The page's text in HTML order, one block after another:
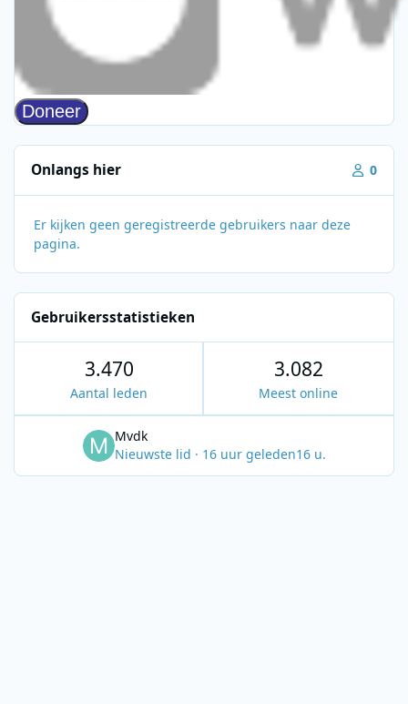
Onlangs hier 0
Er kijken geen geregistreerde gebruikers naar deze
pagina.
Gebruikersstatistieken
3.470
Aantal leden
3.082
Meest online
Mvdk
Nieuwste lid · 16 uur geleden16 u.